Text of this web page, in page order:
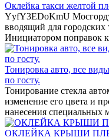
Оклейка такси желтой
YyfY3EDoKmU
вводящий для городских
Инициатором поправок
Тонировка авто, все
по госту.
Тонирование стекла
изменение его цвета и
нанесения специальных
ОКЛЕЙКА КРЫШИ